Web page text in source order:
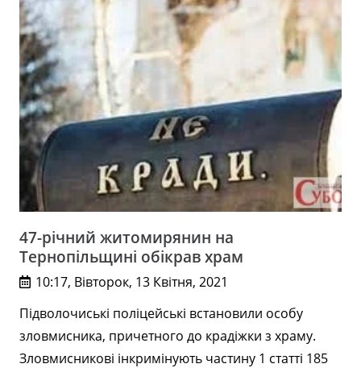
47-річний житомирянин на
Тернопільщині обікрав храм
10:17, Вівторок, 13 Квітня, 2021
Підволочиські поліцейські встановили особу
зловмисника, причетного до крадіжки з храму.
Зловмисникові інкримінують частину 1 статті 185